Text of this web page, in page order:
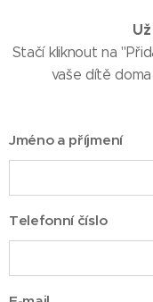
Stačí kliknout na
vaše dítě
Jméno a příjmení
Telefonní číslo